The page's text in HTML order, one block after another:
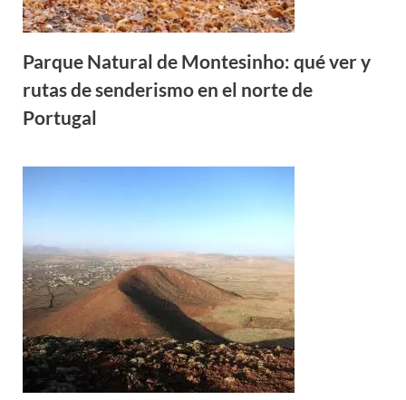
Parque Natural de Montesinho: qué ver y
rutas de senderismo en el norte de
Portugal